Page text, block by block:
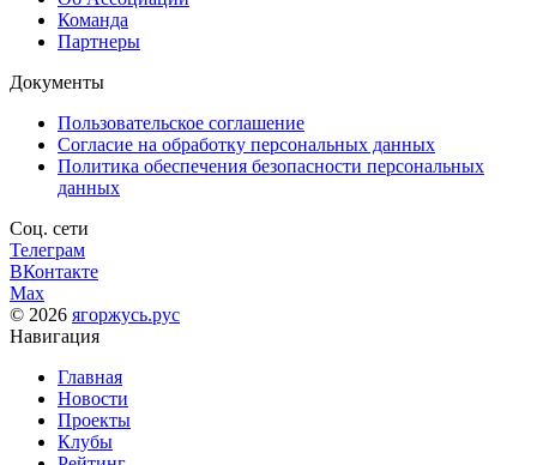
Команда
Партнеры
Документы
Пользовательское соглашение
Согласие на обработку персональных данных
Политика обеспечения безопасности персональных
данных
Соц. сети
Телеграм
ВКонтакте
Max
© 2026 ягоржусь.рус
Навигация
Главная
Новости
Проекты
Клубы